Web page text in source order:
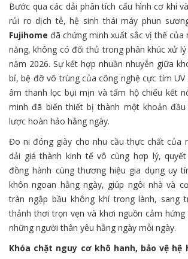
Bước qua các dải phân tích cấu hình cơ khí
rủi ro dịch tễ, hệ sinh thái máy phun
Fujihome đã chứng minh xuất sắc vị thế của
năng, không có đối thủ trong phân khúc xử
năm 2026. Sự kết hợp nhuần nhuyễn giữa
bỉ, bệ đỡ vô trùng của công nghệ cực tím UV
âm thanh lọc bụi mịn và tấm hộ chiếu kết
minh đã biến thiết bị thành một khoản
lược hoàn hảo hằng ngày.
Đo ni đóng giày cho nhu cầu thực chất của
dải giá thành kinh tế vô cùng hợp lý,
đồng hành cùng thương hiệu gia dụng uy
khôn ngoan hằng ngày, giúp ngôi nhà và
tràn ngập bầu không khí trong lành, sang
thảnh thơi trọn vẹn và khơi nguồn cảm hứng
những người thân yêu hằng ngày mỗi ngày.
Khóa chặt nguy cơ khô hanh, bảo vệ hệ